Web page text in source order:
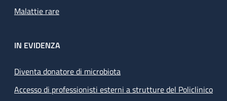
Malattie rare
IN EVIDENZA
Diventa donatore di microbiota
Accesso di professionisti esterni a strutture del Policlinico